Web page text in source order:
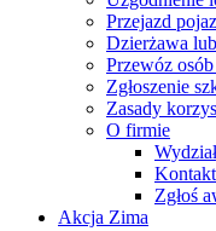
Przejazd
Dzierżawa
Przewóz
Zgłoszenie
Zasady
O firmie
Zgłoś
Akcja Zima